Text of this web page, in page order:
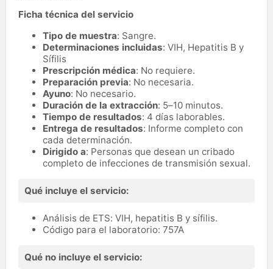
Ficha técnica del servicio
Tipo de muestra: Sangre.
Determinaciones incluidas: VIH, Hepatitis B y
Sífilis
Prescripción médica: No requiere.
Preparación previa: No necesaria.
Ayuno: No necesario.
Duración de la extracción: 5–10 minutos.
Tiempo de resultados: 4 días laborables.
Entrega de resultados: Informe completo con
cada determinación.
Dirigido a: Personas que desean un cribado
completo de infecciones de transmisión sexual.
Qué incluye el servicio:
Análisis de ETS: VIH, hepatitis B y sífilis.
Código para el laboratorio: 757A
Qué no incluye el servicio: